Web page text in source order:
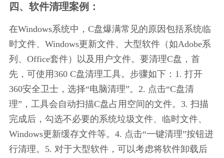
四、软件清理案例：
在Windows系统中，C盘爆满常见的原因包括系统临
时文件、Windows更新文件、大型软件（如Adobe系
列、Office套件）以及用户文件。要清理C盘，首
先，可使用360 C盘清理工具。步骤如下：1. 打开
360安全卫士，选择“电脑清理”。2. 点击“C盘清
理”，工具会自动扫描C盘占用空间的文件。3. 扫描
完成后，勾选不必要的系统垃圾文件、临时文件、
Windows更新缓存文件等。4. 点击“一键清理”按钮进
行清理。5. 对于大型软件，可以考虑将软件卸载后